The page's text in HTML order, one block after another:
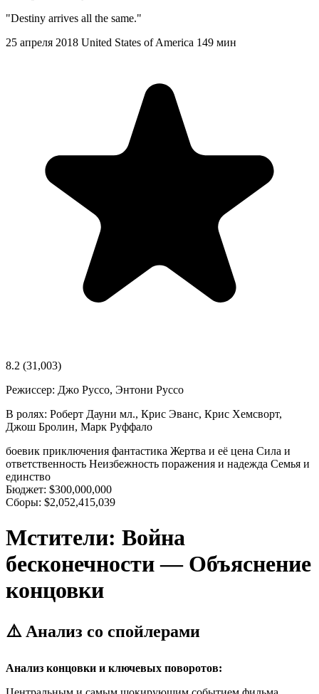
"Destiny arrives all the same."
25 апреля 2018 United States of America 149 мин
8.2 (31,003)
Режиссер: Джо Руссо, Энтони Руссо
В ролях: Роберт Дауни мл., Крис Эванс, Крис Хемсворт,
Джош Бролин, Марк Руффало
боевик приключения фантастика Жертва и её цена Сила и
ответственность Неизбежность поражения и надежда Семья и
единство
Бюджет: $300,000,000
Сборы: $2,052,415,039
Мстители: Война
бесконечности — Объяснение
концовки
⚠️ Анализ со спойлерами
Анализ концовки и ключевых поворотов: